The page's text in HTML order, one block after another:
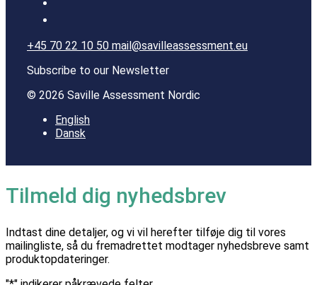
+45 70 22 10 50 mail@savilleassessment.eu
Subscribe to our Newsletter
© 2026 Saville Assessment Nordic
English
Dansk
Tilmeld dig nyhedsbrev
Indtast dine detaljer, og vi vil herefter tilføje dig til vores
mailingliste, så du fremadrettet modtager nyhedsbreve samt
produktopdateringer.